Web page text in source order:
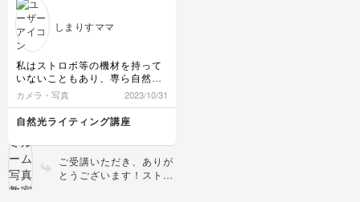
が出て作品が際立ってい
しまりすママ
私はストロボ等の機材を持って
いないこともあり、専ら自然光
で撮影しているので、とても有
り難いテーマでした。基本から
詳しく教えていただき、ありが
とうございました！さっそくカ
´∀`о)
カメラ・写真 2023/10/31
自然光ライティング講座
ご受講いただき、ありが
とうございます！ストロ